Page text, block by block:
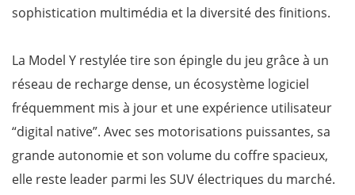
sophistication multimédia et la diversité des finitions.
La Model Y restylée tire son épingle du jeu grâce à un
réseau de recharge dense, un écosystème logiciel
fréquemment mis à jour et une expérience utilisateur
“digital native”. Avec ses motorisations puissantes, sa
grande autonomie et son volume du coffre spacieux,
elle reste leader parmi les SUV électriques du marché.